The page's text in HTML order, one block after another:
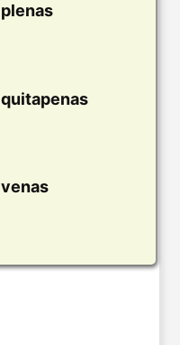
plenas
quitapenas
venas